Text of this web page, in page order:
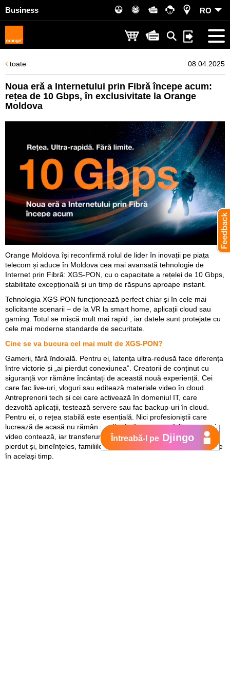
Business RO
toate 08.04.2025
Noua eră a Internetului prin Fibră începe acum:
rețea de 10 Gbps, în exclusivitate la Orange
Moldova
Orange Moldova își reconfirmă rolul de lider în inovații pe piața
telecom și aduce în Moldova cea mai avansată tehnologie de
Internet prin Fibră: XGS-PON, cu o capacitate a rețelei de 10 Gbps,
stabilitate excepțională și un timp de răspuns aproape instant.
Tehnologia XGS-PON funcționează perfect chiar și în cele mai
solicitante scenarii – de la VR la smart home, aplicații cloud sau
gaming. Totul se mișcă mult mai rapid , iar datele sunt protejate cu
cele mai moderne standarde de securitate.
Cine se va bucura cel mai mult de XGS-PON?
Gamerii, fără îndoială. Pentru ei, latența ultra-redusă face diferența
între victorie și „ai pierdut conexiunea”. Creatorii de conținut cu
siguranță vor rămâne încântați de această nouă experiență. Cei
care fac live-uri, vloguri sau editează materiale video în cloud.
Antreprenorii tech și cei care activează în domeniul IT, care
dezvoltă aplicații, testează servere sau fac backup-uri în cloud.
Pentru ei, o rețea stabilă este esențială. Nici profesioniștii care
lucrează de acasă nu rămân pe dinafară – pentru că fiecare apel
video contează, iar transferurile rapide înseamnă mai puțin timp
pierdut și, bineînțeles, familiile moderne, unde toată lumea e online
în același timp.
Întreabă-l pe Djingo